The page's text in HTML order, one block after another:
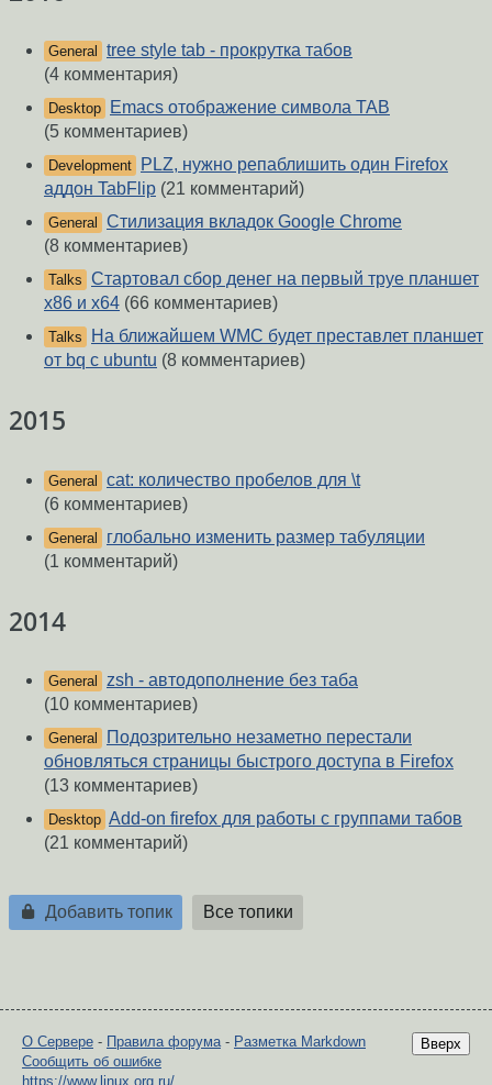
General
tree style tab - прокрутка табов
(4 комментария)
Desktop
Emacs отображение символа TAB
(5 комментариев)
Development
PLZ, нужно репаблишить один Firefox
аддон TabFlip (21 комментарий)
General
Стилизация вкладок Google Chrome
(8 комментариев)
Talks Стартовал сбор денег на первый труе планшет
x86 и x64 (66 комментариев)
Talks
На ближайшем WMC будет преставлет планшет
от bq с ubuntu (8 комментариев)
2015
General cat: количество пробелов для \t
(6 комментариев)
General
глобально изменить размер табуляции
(1 комментарий)
2014
General
zsh - автодополнение без таба
(10 комментариев)
General
Подозрительно незаметно перестали
обновляться страницы быстрого доступа в Firefox
(13 комментариев)
Desktop Add-on firefox для работы с группами табов
(21 комментарий)
Добавить топик Все топики
Вверх
О Сервере - Правила форума - Разметка Markdown
Сообщить об ошибке
https://www.linux.org.ru/